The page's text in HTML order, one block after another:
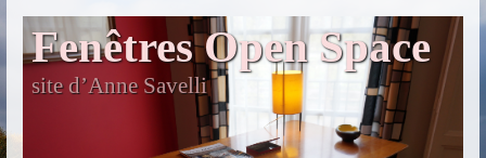
Fenêtres Open Space
site d’Anne Savelli